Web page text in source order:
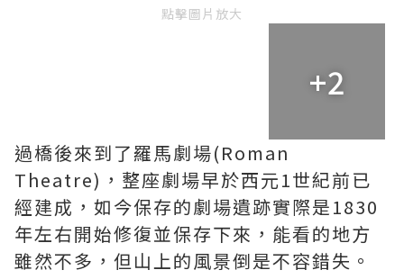
點擊圖片放大
+2
過橋後來到了羅馬劇場(Roman
Theatre)，整座劇場早於西元1世紀前已
經建成，如今保存的劇場遺跡實際是1830
年左右開始修復並保存下來，能看的地方
雖然不多，但山上的風景倒是不容錯失。